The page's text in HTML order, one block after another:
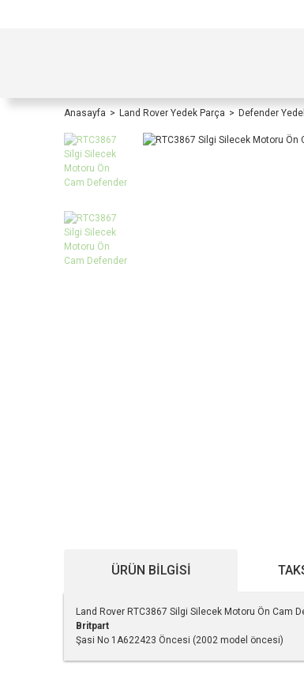
Anasayfa Land Rover Yedek Parça Defender
ÜRÜN BILGISI
Land Rover RTC3867 Silgi Silecek Motoru Ön Cam
Britpart
Şasi No 1A622423 Öncesi (2002 model öncesi)